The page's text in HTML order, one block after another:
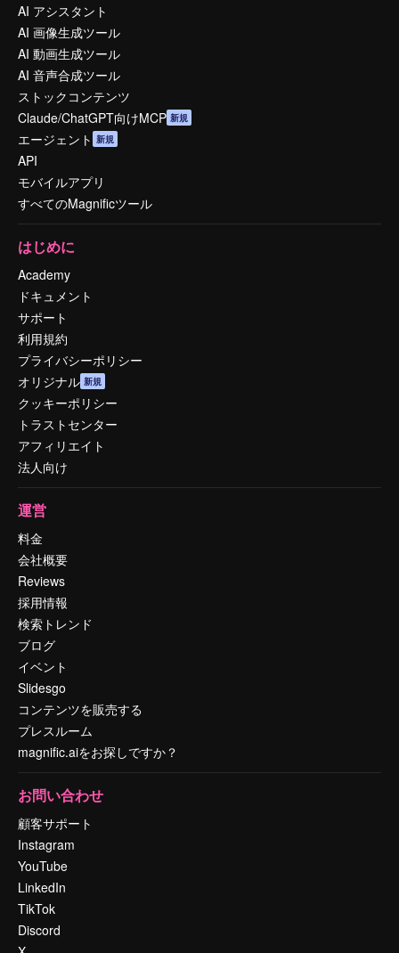
AI アシスタント
AI 画像生成ツール
AI 動画生成ツール
AI 音声合成ツール
ストックコンテンツ
Claude/ChatGPT向けMCP 新規
エージェント 新規
API
モバイルアプリ
すべてのMagnificツール
はじめに
Academy
ドキュメント
サポート
利用規約
プライバシーポリシー
オリジナル 新規
クッキーポリシー
トラストセンター
アフィリエイト
法人向け
運営
料金
会社概要
Reviews
採用情報
検索トレンド
ブログ
イベント
Slidesgo
コンテンツを販売する
プレスルーム
magnific.aiをお探しですか？
お問い合わせ
顧客サポート
Instagram
YouTube
LinkedIn
TikTok
Discord